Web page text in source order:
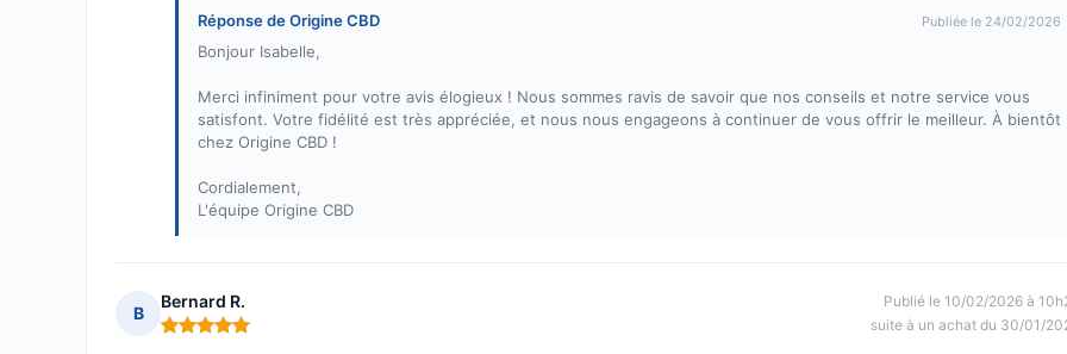
Réponse de Origine CBD Publiée le 24/02/2026
Bonjour Isabelle,
Merci infiniment pour votre avis élogieux ! Nous sommes ravis de savoir que nos conseils et notre service vous
satisfont. Votre fidélité est très appréciée, et nous nous engageons à continuer de vous offrir le meilleur. À bientôt
chez Origine CBD !
Cordialement,
L'équipe Origine CBD
B
Bernard R.
Note : 5 sur 5
Publié le 10/02/2026 à
suite à un achat du 30/01/